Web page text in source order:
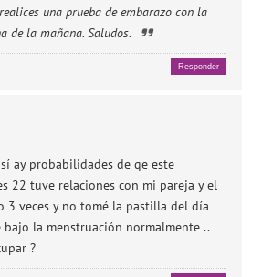
una prueba de embarazo con la
de la mañana. Saludos.
Responder
ay probabilidades de qe este
22 tuve relaciones con mi pareja y el
3 veces y no tomé la pastilla del día
bajo la menstruación normalmente ..
?